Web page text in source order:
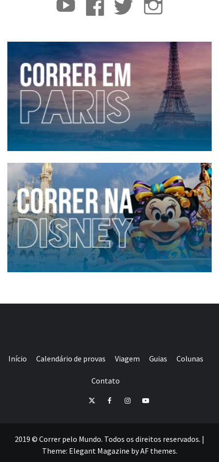
YouTube Facebook Twitter
Início Calendário de provas Viagem Guias Colunas
Contato
TwitterFacebookInstagramYoutube
2019 © Correr pelo Mundo. Todos os direitos reservados. |
Theme: Elegant Magazine byAF themes.